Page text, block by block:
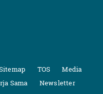
TOS
Media
Sama Newsletter